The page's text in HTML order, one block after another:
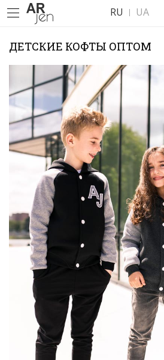
RU UA
ДЕТСКИЕ КОФТЫ ОПТОМ